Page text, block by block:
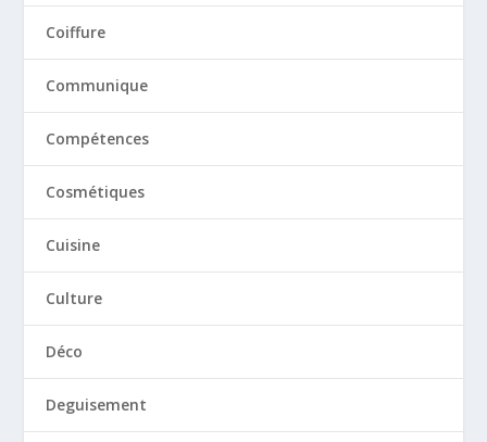
Coiffure
Communique
Compétences
Cosmétiques
Cuisine
Culture
Déco
Deguisement